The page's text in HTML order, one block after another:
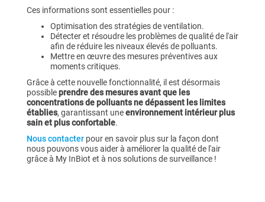
Ces informations sont essentielles pour :
Optimisation des stratégies de ventilation.
Détecter et résoudre les problèmes de qualité de l'air
afin de réduire les niveaux élevés de polluants.
Mettre en œuvre des mesures préventives aux
moments critiques.
Grâce à cette nouvelle fonctionnalité, il est désormais
possibleprendre des mesures avant que les
concentrations de polluants ne dépassent les limites
établies, garantissant uneenvironnement intérieur plus
sain et plus confortable.
Nous contacterpour en savoir plus sur la façon dont
nous pouvons vous aider à améliorer la qualité de l'air
grâce à My InBiot et à nos solutions de surveillance !